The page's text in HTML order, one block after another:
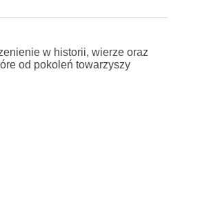
w historii, wierze oraz
od pokoleń towarzyszy